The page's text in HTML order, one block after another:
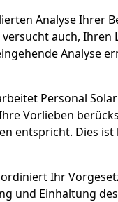
Analyse Ihrer
auch,
Analyse
Personal
Vorlieben
entspricht. Dies
Ihr
und Einhaltung